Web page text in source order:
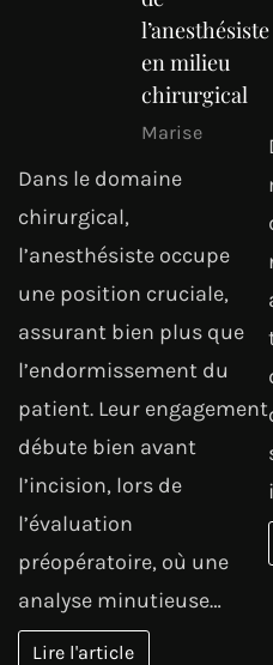
l’anesthésiste
en milieu
chirurgical
Marise
Dans le domaine
chirurgical,
l’anesthésiste occupe
une position cruciale,
assurant bien plus que
l’endormissement du
patient. Leur engagement
débute bien avant
l’incision, lors de
l’évaluation
préopératoire, où une
analyse minutieuse…
Lire l'article